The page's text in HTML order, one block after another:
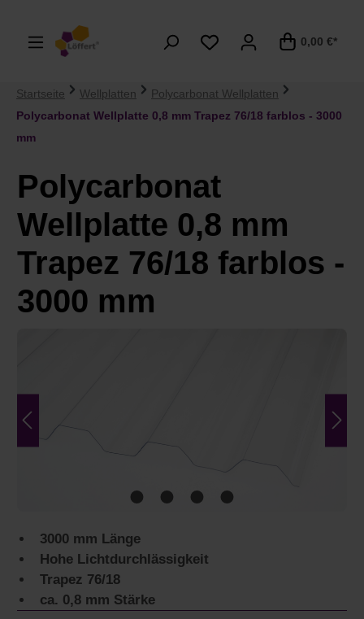
0,00 €*
Startseite Wellplatten
Polycarbonat Wellplatten
Polycarbonat Wellplatte 0,8 mm Trapez 76/18 farblos - 3000
mm
Polycarbonat
Wellplatte 0,8 mm
Trapez 76/18 farblos -
3000 mm
3000 mm Länge
Hohe Lichtdurchlässigkeit
Trapez 76/18
ca. 0,8 mm Stärke